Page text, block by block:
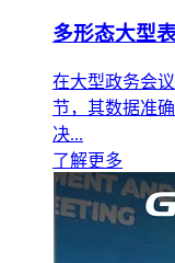
多形态大型
在大型政务会
节，其数据准
决...
了解更多